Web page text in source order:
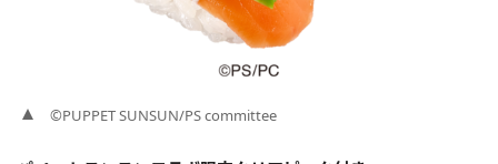
©PUPPET SUNSUN/PS committee